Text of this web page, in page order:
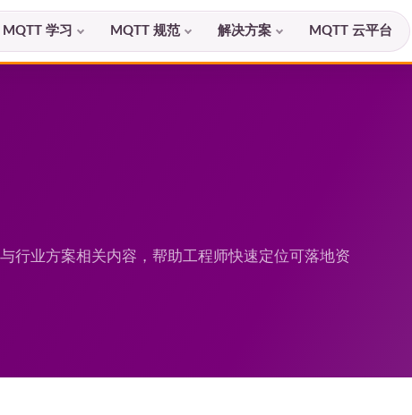
MQTT 学习 MQTT 规范 解决方案 MQTT 云平台
行业方案相关内容，帮助工程师快速定位可落地资